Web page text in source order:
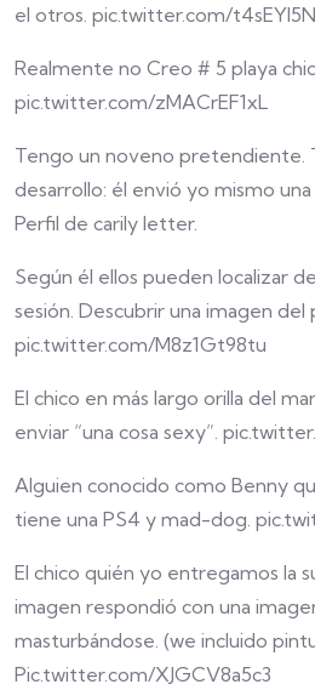
el otros. pic.twitter.com/
Realmente no Creo # 5 playa
pic.twitter.com/zMACrEF1xL
Tengo un noveno pretendiente.
desarrollo: él envió yo mismo
Perfil de carily letter.
Según él ellos pueden localizar
sesión. Descubrir una imagen
pic.twitter.com/M8z1Gt98tu
El chico en más largo orilla del
enviar “una cosa sexy”.
Alguien conocido como Benny
tiene una PS4 y mad-dog.
El chico quién yo entregamos la
imagen respondió con una
masturbándose. (we incluido
Pic.twitter.com/XJGCV8a5c3